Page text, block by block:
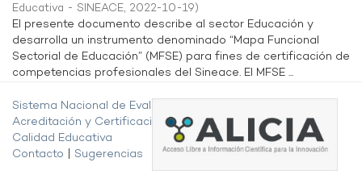
Educativa - SINEACE, 2022-10-19)
El presente documento describe al sector Educación y
desarrolla un instrumento denominado “Mapa Funcional
Sectorial de Educación” (MFSE) para fines de certificación de
competencias profesionales del Sineace. El MFSE ...
Sistema Nacional de Evaluación,
Acreditación y Certificación de la
Calidad Educativa
Contacto
Sugerencias